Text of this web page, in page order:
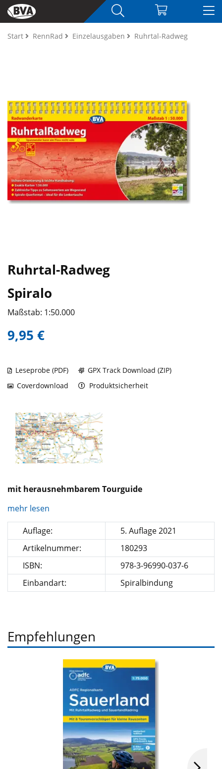
Start RennRad Einzelausgaben Ruhrtal-Radweg
Ruhrtal-Radweg
Spiralo
Maßstab: 1:50.000
9,95 €
Leseprobe (PDF)
GPX Track Download (ZIP)
Coverdownload
Produktsicherheit
mit herausnehmbarem Tourguide
mehr lesen
Auflage:
5. Auflage 2021
Artikelnummer:
180293
ISBN:
978-3-96990-037-6
Einbandart:
Spiralbindung
Empfehlungen